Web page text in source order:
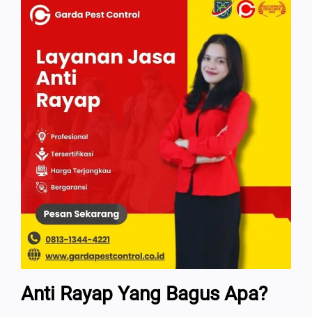
Anti Rayap Yang Bagus Apa?